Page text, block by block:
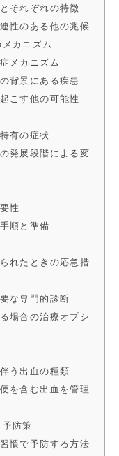
それぞれの特徴
性のある他の兆候
カニズム
メカニズム
背景にある疾患
こす他の可能性
有の症状
発展段階による変
性
順と準備
れたときの応急措
な専門的診断
場合の治療オプシ
う出血の種類
を含む出血を管理
防策
慣で予防する方法